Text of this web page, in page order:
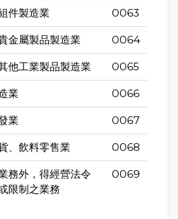
件製造業 0063
金屬製品製造業 0064
他工業製品製造業 0065
業 0066
業 0067
、飲料零售業 0068
務外，得經營法令
限制之業務
0069